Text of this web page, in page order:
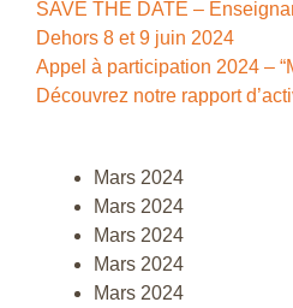
SAVE THE DATE –
Dehors 8 et 9 juin 2024
Appel à participation 2024 –
Découvrez notre rapport
Mars 2024
Mars 2024
Mars 2024
Mars 2024
Mars 2024